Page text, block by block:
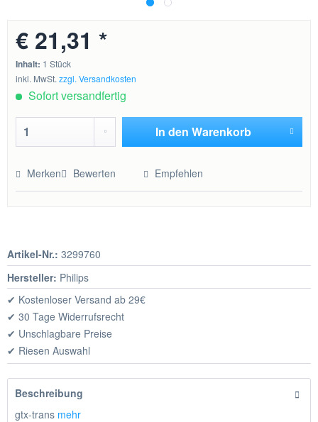
€ 21,31 *
Inhalt: 1 Stück
inkl. MwSt.zzgl. Versandkosten
Sofort versandfertig
In den Warenkorb
Merken Bewerten Empfehlen
Artikel-Nr.: 3299760
Hersteller: Philips
✔ Kostenloser Versand ab 29€
✔ 30 Tage Widerrufsrecht
✔ Unschlagbare Preise
✔ Riesen Auswahl
Beschreibung
gtx-trans mehr